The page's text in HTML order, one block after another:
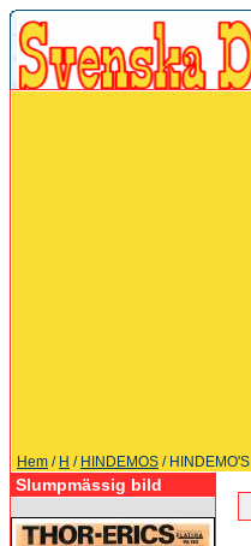
Hem / H / HINDEMOS / HINDEMO'S
Slumpmässig bild